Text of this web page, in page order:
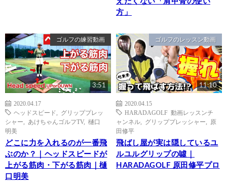
方」
ゴルフの練習動画
3:51
2020.04.17
ヘッドスピード
グリッププレッ
シャー
あけちゃんゴルフTV, 樋口
明美
どこに力を入れるのが一番飛
ぶのか？｜ヘッドスピードが
上がる筋肉・下がる筋肉｜樋
口明美
ゴルフのレッスン動画
11:10
2020.04.15
HARADAGOLF 動画レッスンチ
ャンネル
グリッププレッシャー
原
田修平
飛ばし屋が実は隠しているユ
ルユルグリップの噓｜
HARADAGOLF 原田修平プロ